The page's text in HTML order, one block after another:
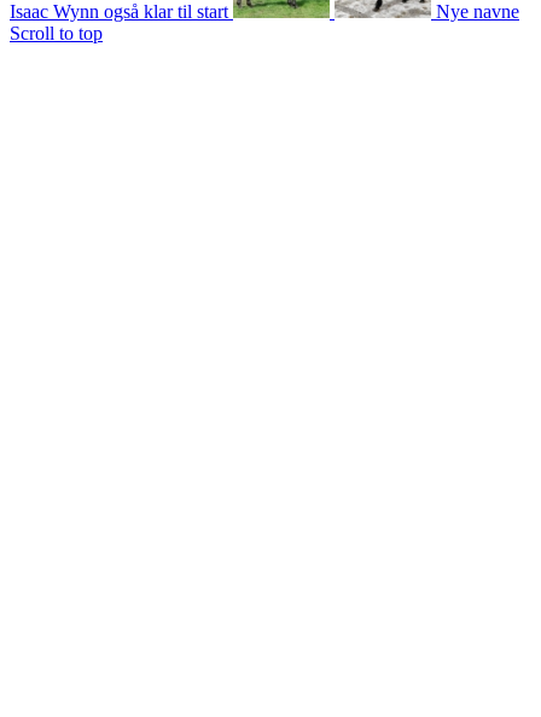
Isaac Wynn også klar til start
Nye navne
Scroll to top